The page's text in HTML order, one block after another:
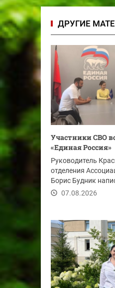
ДРУГИЕ
Участники СВО
«Единая Россия»
Руководитель
отделения
Борис Будник
вступлении в
07.08.2026